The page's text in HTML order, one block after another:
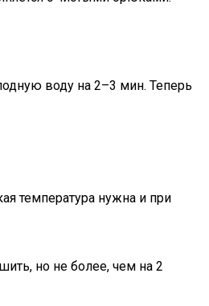
воду на 2–3 мин. Теперь
температура нужна и при
но не более, чем на 2